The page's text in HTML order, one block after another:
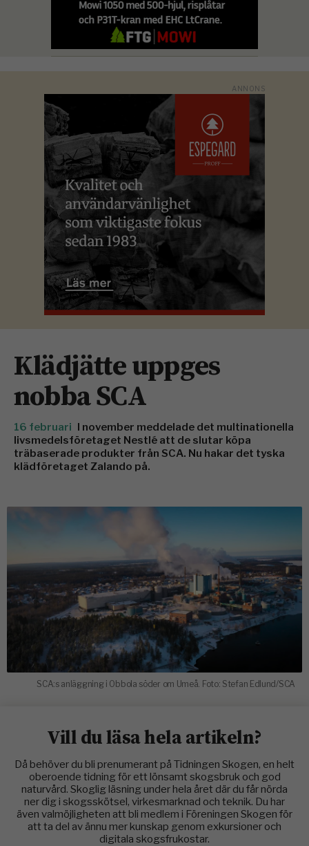
Klädjätte uppges
nobba SCA
16 februari
I november meddelade det multinationella
livsmedelsföretaget Nestlé att de slutar köpa
träbaserade produkter från SCA. Nu hakar det tyska
klädföretaget Zalando på.
SCA:s anläggning i Obbola söder om Umeå. Foto: Stefan Edlund/SCA
Vill du läsa hela artikeln?
Då behöver du bli prenumerant på Tidningen Skogen, en helt
oberoende tidning för ett lönsamt skogsbruk och god
naturvård. Skoglig läsning under hela året där du får nörda
ner dig i skogsskötsel, virkesmarknad och teknik. Du har
även valmöjligheten att bli medlem i Föreningen Skogen för
att ta del av ännu mer kunskap genom exkursioner och
digitala skogsfrukostar.